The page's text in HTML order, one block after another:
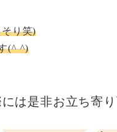
り笑)
(^ ^)
は是非お立ち寄